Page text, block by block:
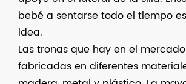
bebé a sentarse todo el tiempo
idea.
Las tronas que hay en el
fabricadas en diferentes